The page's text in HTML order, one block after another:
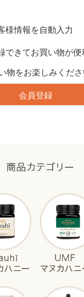
様情報を自動入力
できてお買い物が便
物をお楽しみくだ
会員登録